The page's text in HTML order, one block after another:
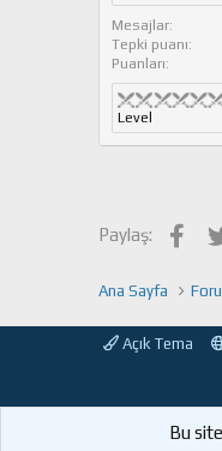
Mesajlar
Tepki puanı
Puanları
Level
Paylaş:
Ana Sayfa
Açık Tema
Bu